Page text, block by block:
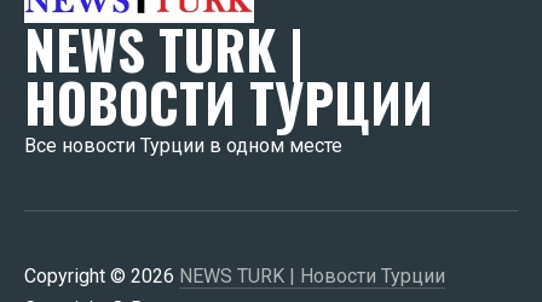
NEWS TURK |
НОВОСТИ ТУРЦИИ
Все новости Турции в одном месте
Copyright © 2026 NEWS TURK | Новости Турции